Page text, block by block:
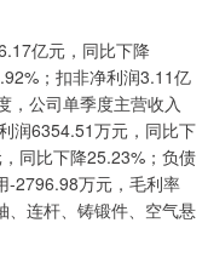
亿元，同比下降
；扣非净利润3.11亿
，公司单季度主营收入
润6354.51万元，同比下
同比下降25.23%；负债
-2796.98万元，毛利率
、连杆、铸锻件、空气悬